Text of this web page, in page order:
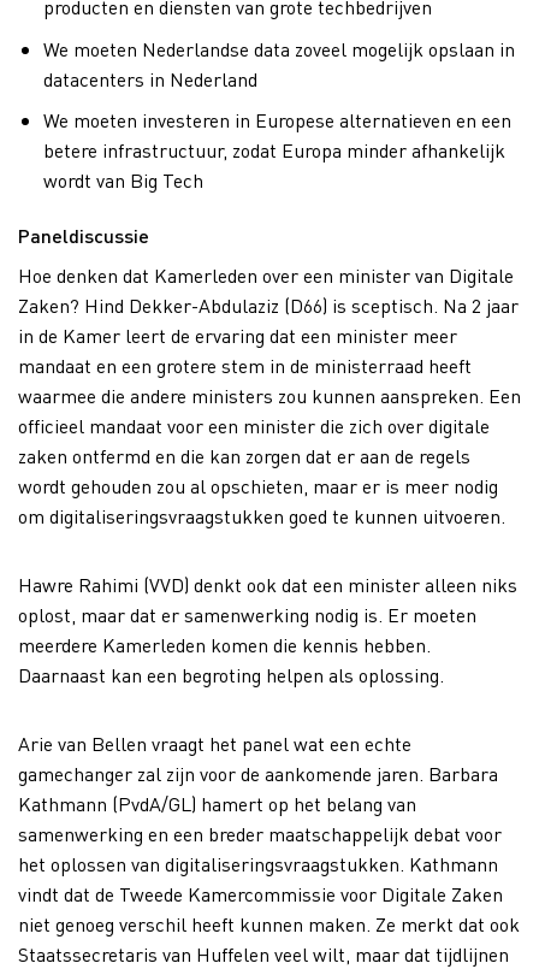
producten en diensten van grote techbedrijven
We moeten Nederlandse data zoveel mogelijk opslaan in
datacenters in Nederland
We moeten investeren in Europese alternatieven en een
betere infrastructuur, zodat Europa minder afhankelijk
wordt van Big Tech
Paneldiscussie
Hoe denken dat Kamerleden over een minister van Digitale
Zaken? Hind Dekker-Abdulaziz (D66) is sceptisch. Na 2 jaar
in de Kamer leert de ervaring dat een minister meer
mandaat en een grotere stem in de ministerraad heeft
waarmee die andere ministers zou kunnen aanspreken. Een
officieel mandaat voor een minister die zich over digitale
zaken ontfermd en die kan zorgen dat er aan de regels
wordt gehouden zou al opschieten, maar er is meer nodig
om digitaliseringsvraagstukken goed te kunnen uitvoeren.
Hawre Rahimi (VVD) denkt ook dat een minister alleen niks
oplost, maar dat er samenwerking nodig is. Er moeten
meerdere Kamerleden komen die kennis hebben.
Daarnaast kan een begroting helpen als oplossing.
Arie van Bellen vraagt het panel wat een echte
gamechanger zal zijn voor de aankomende jaren. Barbara
Kathmann (PvdA/GL) hamert op het belang van
samenwerking en een breder maatschappelijk debat voor
het oplossen van digitaliseringsvraagstukken. Kathmann
vindt dat de Tweede Kamercommissie voor Digitale Zaken
niet genoeg verschil heeft kunnen maken. Ze merkt dat ook
Staatssecretaris van Huffelen veel wilt, maar dat tijdlijnen